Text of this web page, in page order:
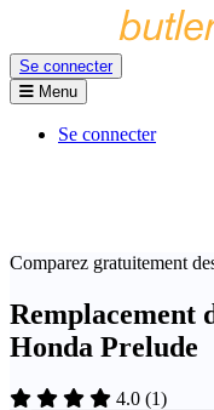
Se connecter
Menu
Se connecter
Comparez gratuitement
Remplacement
Honda Prelude
4.0 (1)